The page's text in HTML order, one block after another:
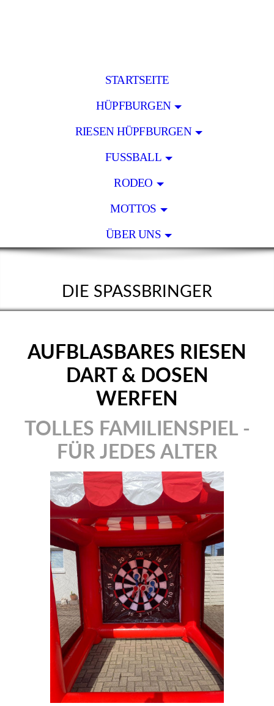
STARTSEITE
HÜPFBURGEN
RIESEN HÜPFBURGEN
FUSSBALL
RODEO
MOTTOS
ÜBER UNS
DIE SPASSBRINGER
AUFBLASBARES RIESEN
DART & DOSEN
WERFEN
TOLLES FAMILIENSPIEL -
FÜR JEDES ALTER